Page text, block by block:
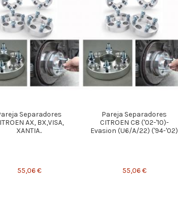
Separadores
AX, BX,VISA,
XANTIA..
55,06 €
Pareja Separadores
CITROEN C8 ('02-'10)-
Evasion (U6/A/22) ('94-'02)
55,06 €